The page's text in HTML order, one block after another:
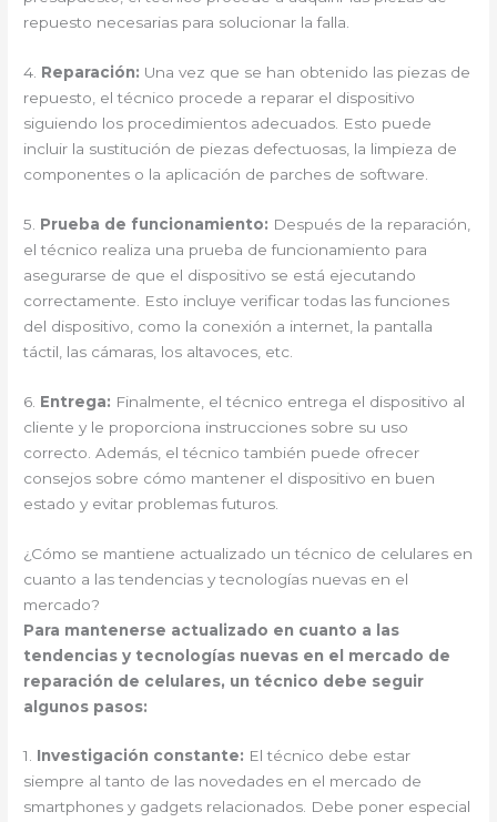
repuesto necesarias para solucionar la falla.
4. Reparación: Una vez que se han obtenido las piezas de
repuesto, el técnico procede a reparar el dispositivo
siguiendo los procedimientos adecuados. Esto puede
incluir la sustitución de piezas defectuosas, la limpieza de
componentes o la aplicación de parches de software.
5. Prueba de funcionamiento: Después de la reparación,
el técnico realiza una prueba de funcionamiento para
asegurarse de que el dispositivo se está ejecutando
correctamente. Esto incluye verificar todas las funciones
del dispositivo, como la conexión a internet, la pantalla
táctil, las cámaras, los altavoces, etc.
6. Entrega: Finalmente, el técnico entrega el dispositivo al
cliente y le proporciona instrucciones sobre su uso
correcto. Además, el técnico también puede ofrecer
consejos sobre cómo mantener el dispositivo en buen
estado y evitar problemas futuros.
¿Cómo se mantiene actualizado un técnico de celulares en
cuanto a las tendencias y tecnologías nuevas en el
mercado?
Para mantenerse actualizado en cuanto a las
tendencias y tecnologías nuevas en el mercado de
reparación de celulares, un técnico debe seguir
algunos pasos:
1. Investigación constante: El técnico debe estar
siempre al tanto de las novedades en el mercado de
smartphones y gadgets relacionados. Debe poner especial